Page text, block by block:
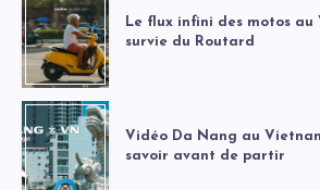
Le flux infini des motos au
survie du Routard
Vidéo Da Nang au
savoir avant de partir